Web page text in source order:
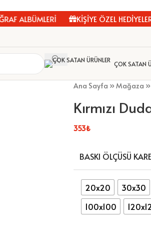
ALBÜMLERİ KİŞİYE ÖZEL HEDİYELER
ÇOK SATAN
Ana Sayfa »Mağaza »
Kırmızı
353₺
BASKI ÖLÇÜSÜ KARE
20x20 30x30
100x100